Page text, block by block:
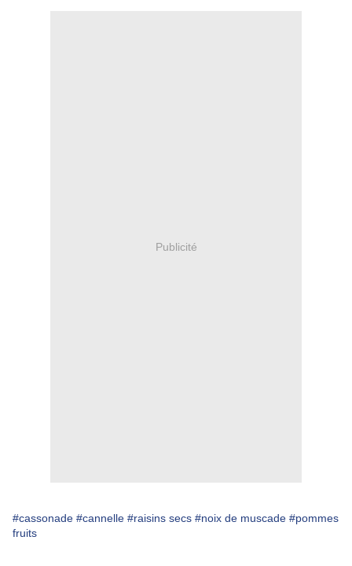
Publicité
#cassonade #cannelle #raisins secs #noix de muscade #pommes
fruits